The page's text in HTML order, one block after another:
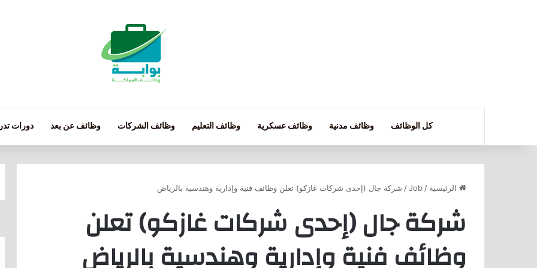
كل الوظائف وظائف مدنية وظائف عسكرية وظائف التعليم وظائف الشركات وظائف عن بعد دورات
الرئيسية /
Job
/ شركة جال (إحدى شركات غازكو) تعلن وظائف فنية وإدارية وهندسية بالرياض
شركة جال (إحدى شركات غازكو) تعلن
وظائف فنية وإدارية وهندسية بالرياض